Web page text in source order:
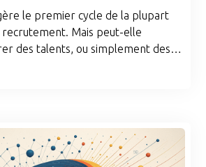
le premier cycle de la plupart
recrutement. Mais peut-elle
des talents, ou simplement des